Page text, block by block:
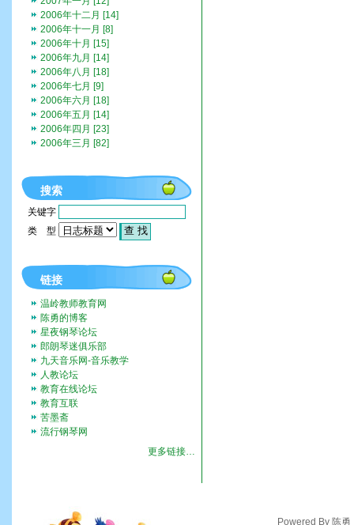
2006年十二月 [14]
2006年十一月 [8]
2006年十月 [15]
2006年九月 [14]
2006年八月 [18]
2006年七月 [9]
2006年六月 [18]
2006年五月 [14]
2006年四月 [23]
2006年三月 [82]
搜索
关键字
类 型
链接
温岭教师教育网
陈勇的博客
星夜钢琴论坛
郎朗琴迷俱乐部
九天音乐网-音乐教学
人教论坛
教育在线论坛
教育互联
苦墨斋
流行钢琴网
更多链接…
Powered By 陈